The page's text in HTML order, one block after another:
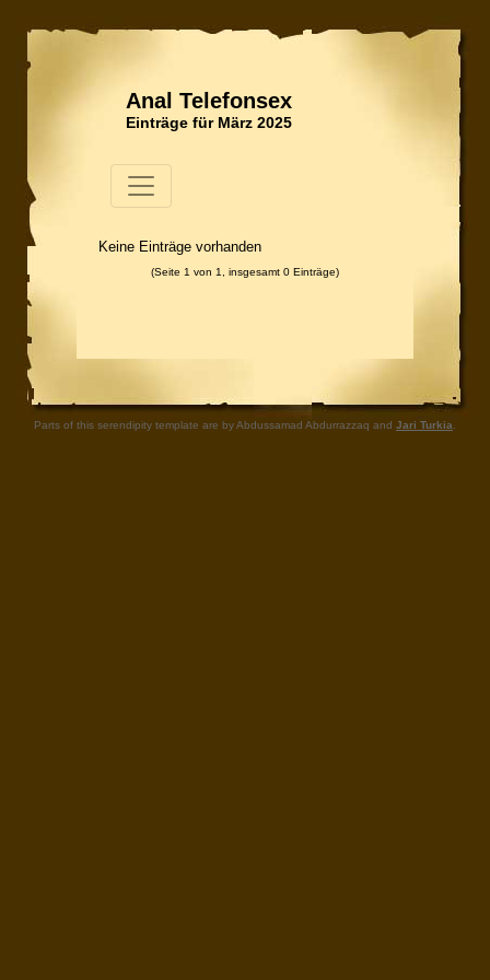
Anal Telefonsex
Einträge für März 2025
Keine Einträge vorhanden
(Seite 1 von 1, insgesamt 0 Einträge)
Parts of this serendipity template are by Abdussamad Abdurrazzaq and Jari Turkia